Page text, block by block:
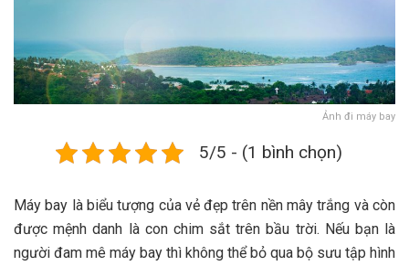
Ảnh đi máy bay
5/5 - (1 bình chọn)
Máy bay là biểu tượng của vẻ đẹp trên nền mây trắng và còn
được mệnh danh là con chim sắt trên bầu trời. Nếu bạn là
người đam mê máy bay thì không thể bỏ qua bộ sưu tập hình